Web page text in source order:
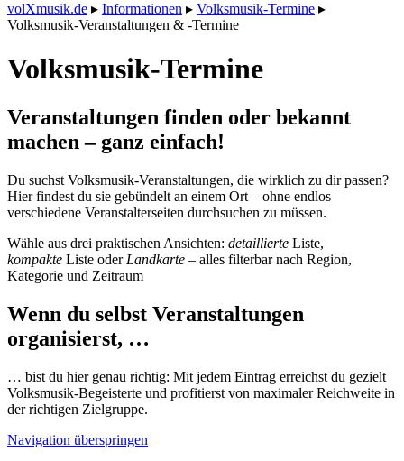
volXmusik.de ▸ Informationen ▸ Volksmusik-Termine ▸
Volksmusik-Veranstaltungen & -Termine
Volksmusik-Termine
Veranstaltungen finden oder bekannt
machen – ganz einfach!
Du suchst Volksmusik-Veranstaltungen, die wirklich zu dir passen?
Hier findest du sie gebündelt an einem Ort – ohne endlos
verschiedene Veranstalterseiten durchsuchen zu müssen.
Wähle aus drei praktischen Ansichten: detaillierte Liste,
kompakte Liste oder Landkarte – alles filterbar nach Region,
Kategorie und Zeitraum
Wenn du selbst Veranstaltungen
organisierst, …
… bist du hier genau richtig: Mit jedem Eintrag erreichst du gezielt
Volksmusik-Begeisterte und profitierst von maximaler Reichweite in
der richtigen Zielgruppe.
Navigation überspringen